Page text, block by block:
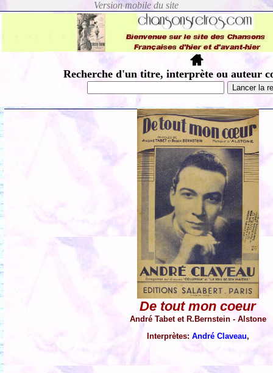
Recherche d'un titre, interprète ou auteur
De tout mon coeur
André Tabet et R.Bernstein - Alstone
Interprètes: André Claveau,